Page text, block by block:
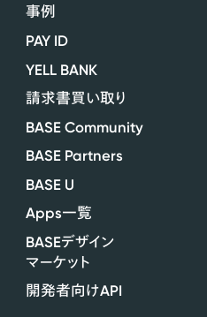
事例
PAY ID
YELL BANK
請求書買い取り
BASE Community
BASE Partners
BASE U
Apps一覧
BASEデザイン
マーケット
開発者向けAPI